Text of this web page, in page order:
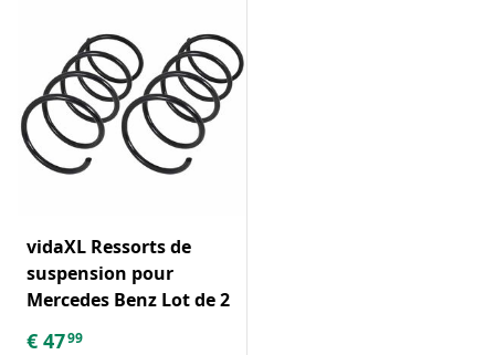
vidaXL Ressorts de
suspension pour
Mercedes Benz Lot de 2
€ 4799